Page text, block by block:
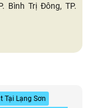
Bình Trị Đông, TP.
Tại Lạng Sơn